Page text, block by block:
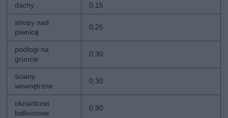
dachy 0,15
stropy nad
piwnicą
0,25
podłogi na
gruncie
0,30
ściany
wewnętrzne
0,30
okna/drzwi
balkonowe
0,90